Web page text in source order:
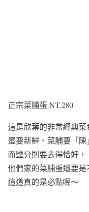
正宗菜脯蛋 NT.280
這是欣葉的非常經典菜
蛋要新鮮、菜脯要「陳
而鹽分則要去得恰好，
他們家的菜脯蛋還要是
這道真的是必點喔～